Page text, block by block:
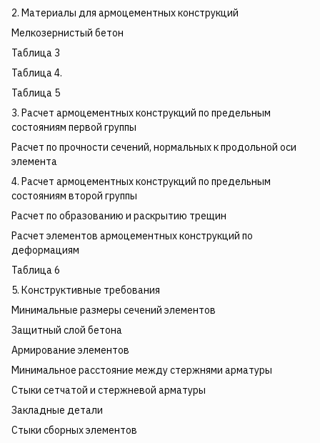
2. Материалы для армоцементных конструкций
Мелкозернистый бетон
Таблица 3
Таблица 4.
Таблица 5
3. Расчет армоцементных конструкций по предельным
состояниям первой группы
Расчет по прочности сечений, нормальных к продольной оси
элемента
4. Расчет армоцементных конструкций по предельным
состояниям второй группы
Расчет по образованию и раскрытию трещин
Расчет элементов армоцементных конструкций по
деформациям
Таблица 6
5. Конструктивные требования
Минимальные размеры сечений элементов
Защитный слой бетона
Армирование элементов
Минимальное расстояние между стержнями арматуры
Стыки сетчатой и стержневой арматуры
Закладные детали
Стыки сборных элементов